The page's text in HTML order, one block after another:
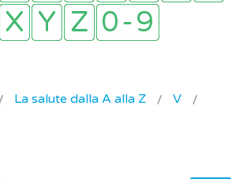
La salute dalla A alla Z
V